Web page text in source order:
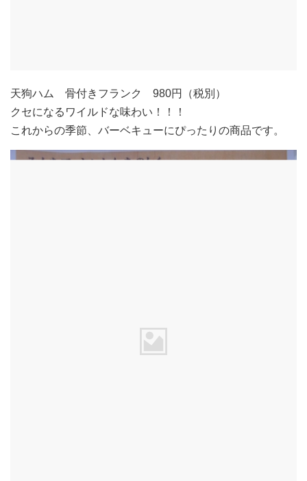
天狗ハム 骨付きフランク 980円（税別）
クセになるワイルドな味わい！！！
これからの季節、バーベキューにぴったりの商品です。